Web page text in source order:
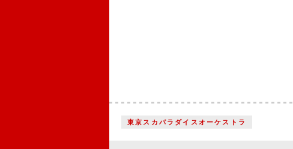
東京スカパラダイスオーケストラ